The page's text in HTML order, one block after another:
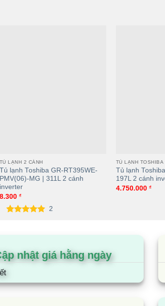
TỦ LẠNH 2 CÁNH
Tủ lạnh Toshiba GR-RT395WE-
PMV(06)-MG | 311L 2 cánh
inverter
8.300 ₫
đánh giá
2
TỦ LẠNH TOSHIBA
Tủ lạnh
197L 2 cánh
4.750.000 ₫
nhật giá hằng ngày